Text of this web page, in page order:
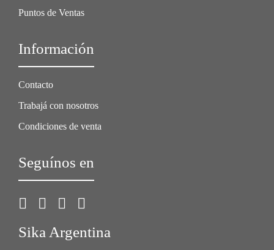
Puntos de Ventas
Información
Contacto
Trabajá con nosotros
Condiciones de venta
Seguínos en
Sika Argentina